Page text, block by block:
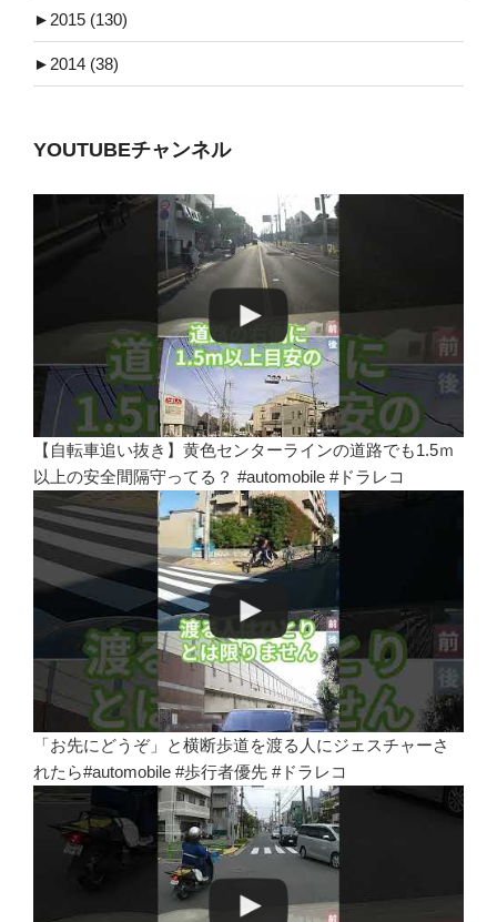
► 2015 (130)
► 2014 (38)
YOUTUBEチャンネル
【自転車追い抜き】黄色センターラインの道路でも1.5ｍ
以上の安全間隔守ってる？ #automobile #ドラレコ
「お先にどうぞ」と横断歩道を渡る人にジェスチャーさ
れたら#automobile #歩行者優先 #ドラレコ